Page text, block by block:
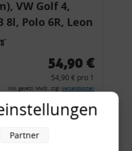
VW Golf 4,
8l, Polo 6R, Leon
54,90 €
54,90 € pro 1
inkl. gesetzl. MwSt., zzgl. Versandkosten
Partner